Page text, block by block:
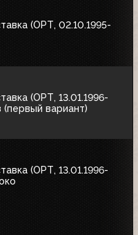
(ОРТ, 02.10.1995-
(ОРТ, 13.01.1996-
(первый вариант)
(ОРТ, 13.01.1996-